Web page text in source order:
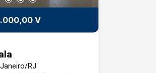
V
RJ